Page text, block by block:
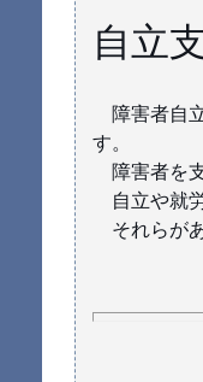
自立
障害者自
す。
障害者を
自立や就
それらが